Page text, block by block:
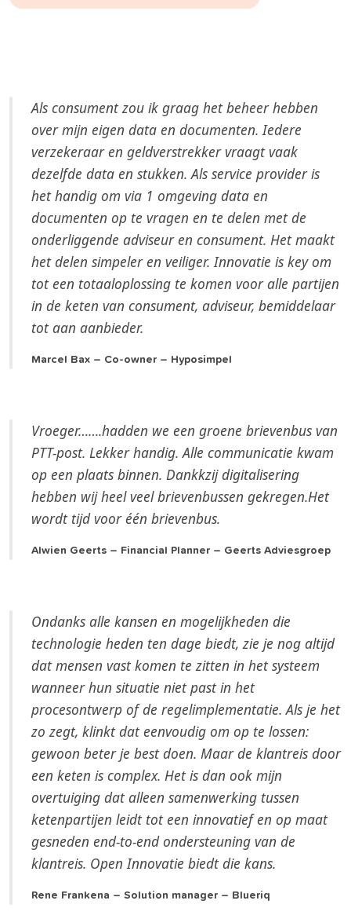
Als consument zou ik graag het beheer hebben
over mijn eigen data en documenten. Iedere
verzekeraar en geldverstrekker vraagt vaak
dezelfde data en stukken. Als service provider is
het handig om via 1 omgeving data en
documenten op te vragen en te delen met de
onderliggende adviseur en consument. Het maakt
het delen simpeler en veiliger. Innovatie is key om
tot een totaaloplossing te komen voor alle partijen
in de keten van consument, adviseur, bemiddelaar
tot aan aanbieder.
Marcel Bax – Co-owner – Hyposimpel
Vroeger…….hadden we een groene brievenbus van
PTT-post. Lekker handig. Alle communicatie kwam
op een plaats binnen. Dankkzij digitalisering
hebben wij heel veel brievenbussen gekregen.Het
wordt tijd voor één brievenbus.
Alwien Geerts – Financial Planner – Geerts Adviesgroep
Ondanks alle kansen en mogelijkheden die
technologie heden ten dage biedt, zie je nog altijd
dat mensen vast komen te zitten in het systeem
wanneer hun situatie niet past in het
procesontwerp of de regelimplementatie. Als je het
zo zegt, klinkt dat eenvoudig om op te lossen:
gewoon beter je best doen. Maar de klantreis door
een keten is complex. Het is dan ook mijn
overtuiging dat alleen samenwerking tussen
ketenpartijen leidt tot een innovatief en op maat
gesneden end-to-end ondersteuning van de
klantreis. Open Innovatie biedt die kans.
Rene Frankena – Solution manager – Blueriq